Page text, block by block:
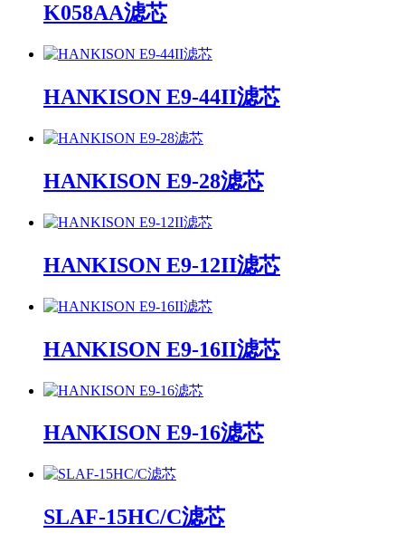
K058AA滤芯
HANKISON E9-44II滤芯
HANKISON E9-28滤芯
HANKISON E9-12II滤芯
HANKISON E9-16II滤芯
HANKISON E9-16滤芯
SLAF-15HC/C滤芯